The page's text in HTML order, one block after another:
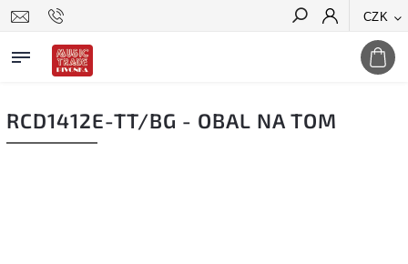
CZK
Hledat
RCD1412E-TT/BG - OBAL NA TOM